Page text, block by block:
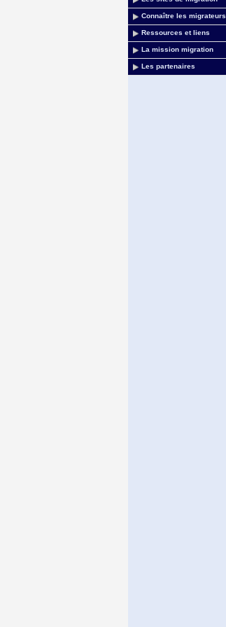
Connaître les migrateurs
Ressources et liens
La mission migration
Les partenaires